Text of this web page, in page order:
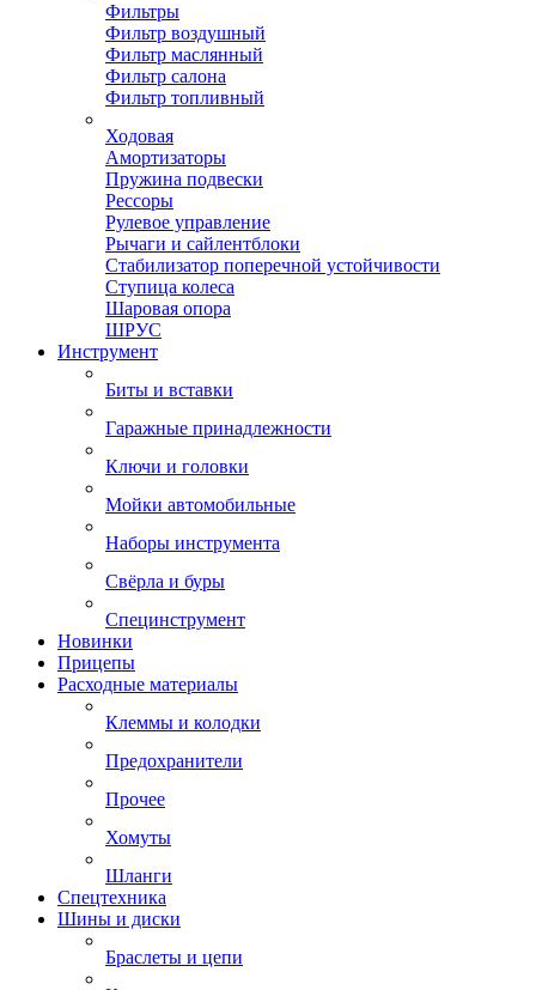
Фильтры
Фильтр воздушный
Фильтр маслянный
Фильтр салона
Фильтр топливный
Ходовая
Амортизаторы
Пружина подвески
Рессоры
Рулевое управление
Рычаги и сайлентблоки
Стабилизатор поперечной устойчивости
Ступица колеса
Шаровая опора
ШРУС
Инструмент
Биты и вставки
Гаражные принадлежности
Ключи и головки
Мойки автомобильные
Наборы инструмента
Свёрла и буры
Специнструмент
Новинки
Прицепы
Расходные материалы
Клеммы и колодки
Предохранители
Прочее
Хомуты
Шланги
Спецтехника
Шины и диски
Браслеты и цепи